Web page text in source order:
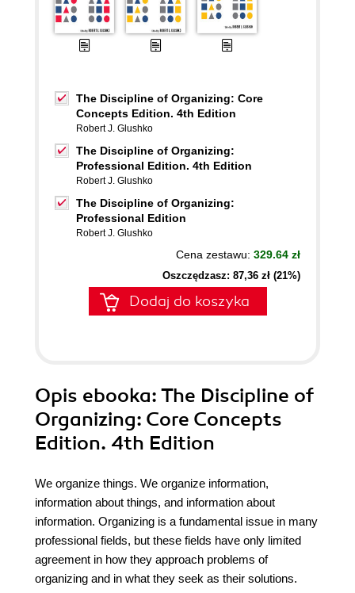
The Discipline of Organizing: Core
Concepts Edition. 4th Edition
Robert J. Glushko
The Discipline of Organizing:
Professional Edition. 4th Edition
Robert J. Glushko
The Discipline of Organizing:
Professional Edition
Robert J. Glushko
Cena zestawu: 329.64 zł
Oszczędzasz: 87,36 zł (21%)
Dodaj do koszyka
Opis ebooka: The Discipline of
Organizing: Core Concepts
Edition. 4th Edition
We organize things. We organize information,
information about things, and information about
information. Organizing is a fundamental issue in many
professional fields, but these fields have only limited
agreement in how they approach problems of
organizing and in what they seek as their solutions.